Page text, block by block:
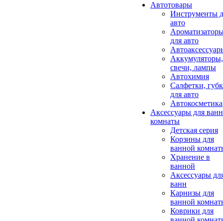
Автотовары
Инструменты
авто
для авто
Аккумуляторы,
свечи, лампы
Автохимия
Салфетки,
для авто
Автокосметика
Аксессуары для
комнаты
Детская серия
Корзины для
ванной
Хранение в
ванной
Аксессуары
ванн
Карнизы для
ванной
Коврики для